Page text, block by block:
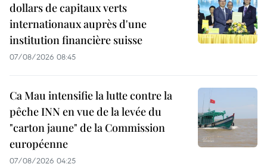
dollars de capitaux verts
internationaux auprès d'une
institution financière suisse
07/08/2026 08:45
Ca Mau intensifie la lutte contre la
pêche INN en vue de la levée du
"carton jaune" de la Commission
européenne
07/08/2026 04:25